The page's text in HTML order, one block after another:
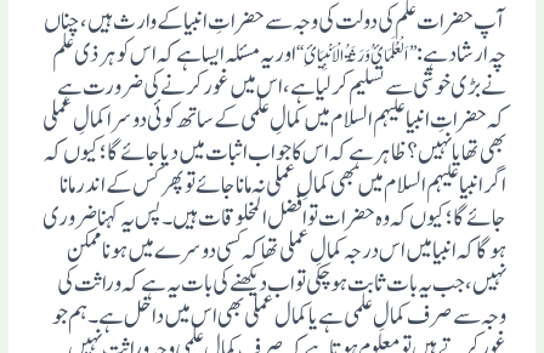
آپ حضرات علم کی دولت کی وجہ سے حضراتِ انبیا کے وارث ہیں ، چناں
چہ ارشاد ہے :’’ اَلْعُلَمَائُ وَرَثَۃُ الْاَنْبِیَائِ ‘‘اور یہ مسئلہ ایسا ہے کہ اس کو ہر ذی علم
نے بڑی خوشی سے تسلیم کر لیا ہے ، اس میں غور کرنے کی ضرورت ہے
کہ حضراتِ انبیا علیہم السلام میں کمالِ علمی کے ساتھ کوئی دوسرا کمالِ عملی
بھی تھا یا نہیں ؟ ظاہر ہے کہ اس کا جواب اثبات میں دیا جائے گا؛ کیوں کہ
اگر انبیا علیہم السلام میں بھی کمالِ عملی نہ مانا جائے تو پھر کس کے اندر مانا
جائے گا؛ کیوں کہ وہ حضرات تو افضل المخلوقات ہیں ۔ پس یہ کہنا ضروری
ہوگا کہ انبیا میں اس درجہ کمالِ عملی تھا کہ کسی دوسرے میں ہونا ممکن
نہیں ، جب یہ بات ثابت ہوچکی تو اب دیکھنے کی بات یہ ہے کہ وراثت کی
وجہ سے صرف کمالِ علمی ہے یا کمال عملی بھی اس میں داخل ہے ۔ ہم جو